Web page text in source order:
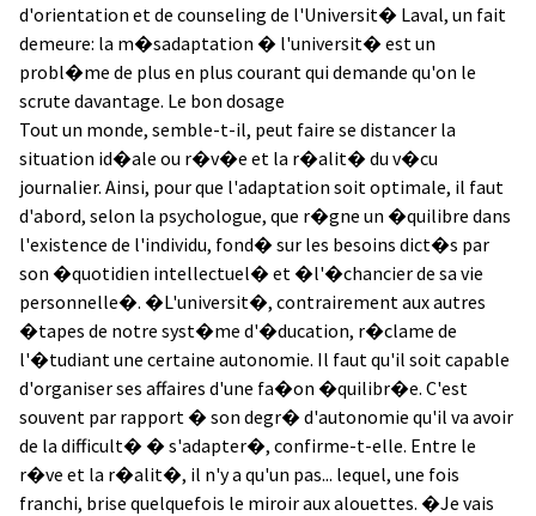
d'orientation et de counseling de l'Universit� Laval, un fait
demeure: la m�sadaptation � l'universit� est un
probl�me de plus en plus courant qui demande qu'on le
scrute davantage. Le bon dosage
Tout un monde, semble-t-il, peut faire se distancer la
situation id�ale ou r�v�e et la r�alit� du v�cu
journalier. Ainsi, pour que l'adaptation soit optimale, il faut
d'abord, selon la psychologue, que r�gne un �quilibre dans
l'existence de l'individu, fond� sur les besoins dict�s par
son �quotidien intellectuel� et �l'�chancier de sa vie
personnelle�. �L'universit�, contrairement aux autres
�tapes de notre syst�me d'�ducation, r�clame de
l'�tudiant une certaine autonomie. Il faut qu'il soit capable
d'organiser ses affaires d'une fa�on �quilibr�e. C'est
souvent par rapport � son degr� d'autonomie qu'il va avoir
de la difficult� � s'adapter�, confirme-t-elle. Entre le
r�ve et la r�alit�, il n'y a qu'un pas... lequel, une fois
franchi, brise quelquefois le miroir aux alouettes. �Je vais